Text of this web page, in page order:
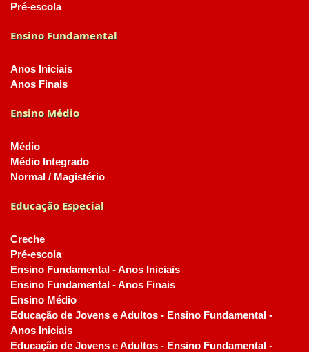
Pré-escola
Ensino Fundamental
Anos Iniciais
Anos Finais
Ensino Médio
Médio
Médio Integrado
Normal / Magistério
Educação Especial
Creche
Pré-escola
Ensino Fundamental - Anos Iniciais
Ensino Fundamental - Anos Finais
Ensino Médio
Educação de Jovens e Adultos - Ensino Fundamental -
Anos Iniciais
Educação de Jovens e Adultos - Ensino Fundamental -